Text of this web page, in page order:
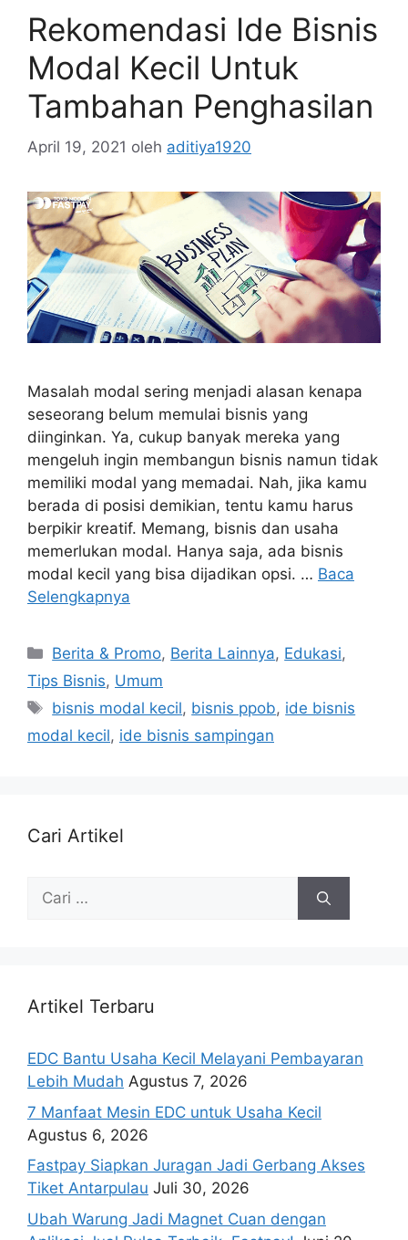
Rekomendasi Ide Bisnis
Modal Kecil Untuk
Tambahan Penghasilan
April 19, 2021 oleh aditiya1920
Masalah modal sering menjadi alasan kenapa
seseorang belum memulai bisnis yang
diinginkan. Ya, cukup banyak mereka yang
mengeluh ingin membangun bisnis namun tidak
memiliki modal yang memadai. Nah, jika kamu
berada di posisi demikian, tentu kamu harus
berpikir kreatif. Memang, bisnis dan usaha
memerlukan modal. Hanya saja, ada bisnis
modal kecil yang bisa dijadikan opsi. … Baca
Selengkapnya
Berita & Promo, Berita Lainnya, Edukasi,
Tips Bisnis, Umum
bisnis modal kecil, bisnis ppob, ide bisnis
modal kecil, ide bisnis sampingan
Cari Artikel
Artikel Terbaru
EDC Bantu Usaha Kecil Melayani Pembayaran
Lebih Mudah Agustus 7, 2026
7 Manfaat Mesin EDC untuk Usaha Kecil
Agustus 6, 2026
Fastpay Siapkan Juragan Jadi Gerbang Akses
Tiket Antarpulau Juli 30, 2026
Ubah Warung Jadi Magnet Cuan dengan